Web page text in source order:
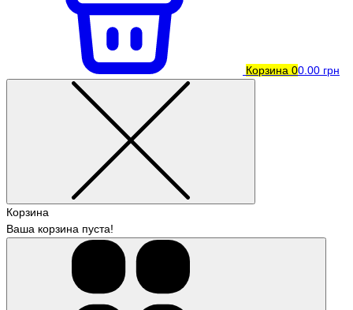
Корзина 00.00 грн
Корзина
Ваша корзина пуста!